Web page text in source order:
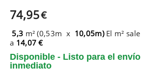
74,95€
5,3 m² (0,53m x 10,05m) El m² sale
a 14,07 €
Disponible - Listo para el envío
inmediato